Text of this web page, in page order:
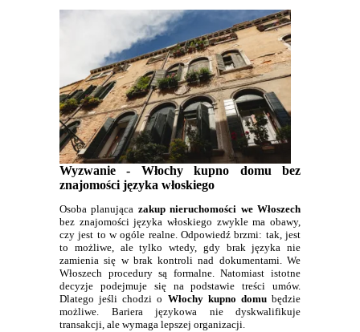
Wyzwanie - Włochy kupno domu bez
znajomości języka włoskiego
Osoba planująca zakup nieruchomości we Włoszech
bez znajomości języka włoskiego zwykle ma obawy,
czy jest to w ogóle realne. Odpowiedź brzmi: tak, jest
to możliwe, ale tylko wtedy, gdy brak języka nie
zamienia się w brak kontroli nad dokumentami. We
Włoszech procedury są formalne. Natomiast istotne
decyzje podejmuje się na podstawie treści umów.
Dlatego jeśli chodzi o Włochy kupno domubędzie
możliwe. Bariera językowa nie dyskwalifikuje
transakcji, ale wymaga lepszej organizacji.